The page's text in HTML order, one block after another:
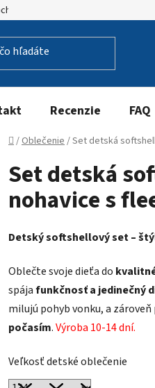
osobných údajov
Recenzie FAQ
Domov
/Oblečenie/Set detská
Set detská
nohavice s
Detský softshellový set –
Oblečte svoje dieťa do
spájafunkčnosť a jedinečný
milujú pohyb vonku, a
počasím.Výroba 10-14 dní.
Veľkosť detské oblečenie